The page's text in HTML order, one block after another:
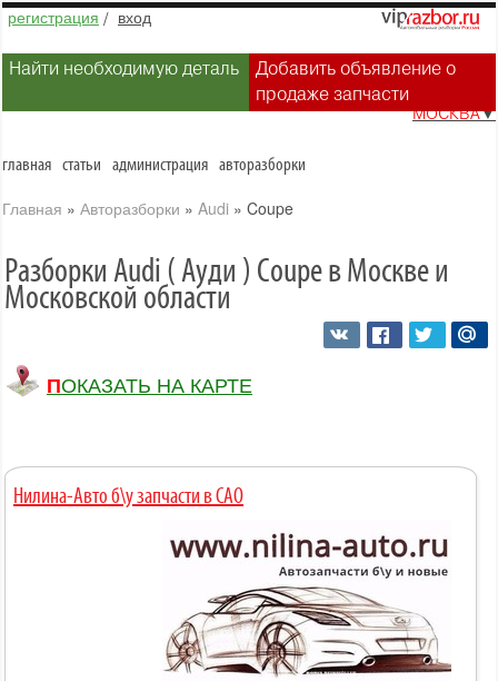
регистрация / вход
Найти необходимую деталь
Добавить объявление о
продаже запчасти
МОСКВА▼
главная статьи администрация авторазборки
Главная » Авторазборки » Audi » Coupe
Разборки Audi ( Ауди ) Coupe в Москве и
Московской области
ПОКАЗАТЬ НА КАРТЕ
Нилина-Авто б\у запчасти в САО